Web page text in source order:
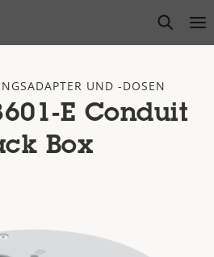
open
UND -DOSEN
E Conduit
Box